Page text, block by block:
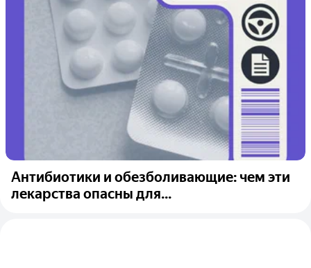
Антибиотики и обезболивающие: чем эти
лекарства опасны для...